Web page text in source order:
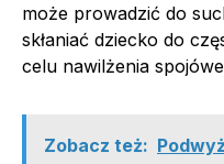
może prowadzić do
skłaniać dziecko do
celu nawilżenia
Zobacz też: